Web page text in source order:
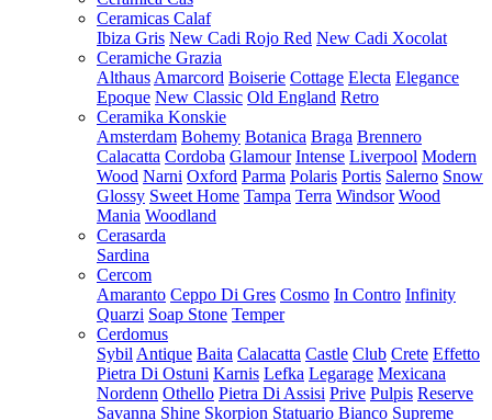
Ceramicas Calaf
Ibiza Gris New Cadi Rojo Red New Cadi Xocolat
Ceramiche Grazia
Althaus Amarcord Boiserie Cottage Electa Elegance
Epoque New Classic Old England Retro
Ceramika Konskie
Amsterdam Bohemy Botanica Braga Brennero
Calacatta Cordoba Glamour Intense Liverpool Modern
Wood Narni Oxford Parma Polaris Portis Salerno Snow
Glossy Sweet Home Tampa Terra Windsor Wood
Mania Woodland
Cerasarda
Sardina
Cercom
Amaranto Ceppo Di Gres Cosmo In Contro Infinity
Quarzi Soap Stone Temper
Cerdomus
Sybil Antique Baita Calacatta Castle Club Crete Effetto
Pietra Di Ostuni Karnis Lefka Legarage Mexicana
Nordenn Othello Pietra Di Assisi Prive Pulpis Reserve
Savanna Shine Skorpion Statuario Bianco Supreme